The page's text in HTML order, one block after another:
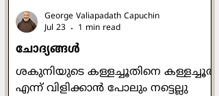
ചോദ്യങ്ങൾ
ശകുനിയുടെ കള്ളച്ചൂതിനെ കള്ളച്ചൂത്
എന്ന് വിളിക്കാൻ പോലും നട്ടെല്ലു
George Valiapadath Capuchin
Jul 23
1 min read